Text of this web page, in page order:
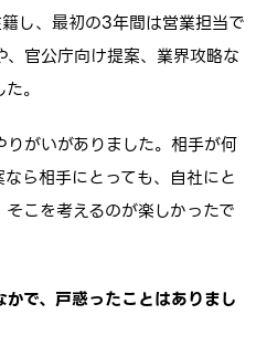
し、最初の3年間は営業担当で
官公庁向け提案、業界攻略な
。
がいがありました。相手が何
ら相手にとっても、自社にと
こを考えるのが楽しかったで
で、戸惑ったことはありまし